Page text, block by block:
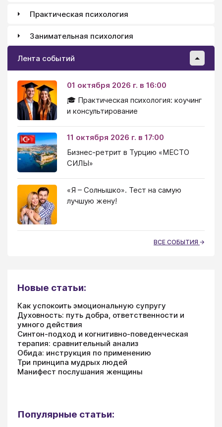
Практическая психология
Занимательная психология
Лента событий
01 октября 2026 г. в 16:00
🎓 Практическая психология: коучинг
и консультирование
11 октября 2026 г. в 17:00
Бизнес-ретрит в Турцию «МЕСТО
СИЛЫ»
«Я – Солнышко». Тест на самую
лучшую жену!
ВСЕ СОБЫТИЯ
Новые статьи:
Как успокоить эмоциональную супругу
Духовность: путь добра, ответственности и
умного действия
Синтон-подход и когнитивно-поведенческая
терапия: сравнительный анализ
Обида: инструкция по применению
Три принципа мудрых людей
Манифест послушания женщины
Популярные статьи: